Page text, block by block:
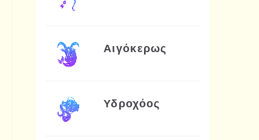
Αιγόκερως
Υδροχόος